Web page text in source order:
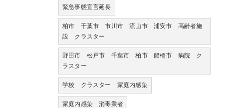
緊急事態宣言延長
柏市 千葉市 市川市 流山市 浦安市 高齢者施
設 クラスター
野田市 松戸市 千葉市 柏市 船橋市 病院 ク
ラスター
学校 クラスター 家庭内感染
家庭内感染 消毒業者